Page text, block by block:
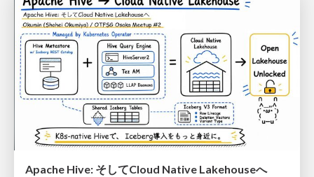
Apache Hive: そしてCloud Native Lakehouseへ